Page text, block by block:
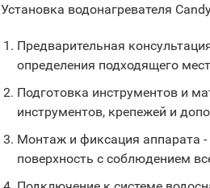
Установка водонагревателя
Предварительная
определения подходящего
Подготовка инструментов и
инструментов, крепежей и
Монтаж и фиксация аппарата -
поверхность с соблюдением